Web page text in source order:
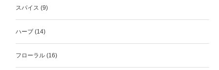
スパイス (9)
ハーブ (14)
フローラル (16)